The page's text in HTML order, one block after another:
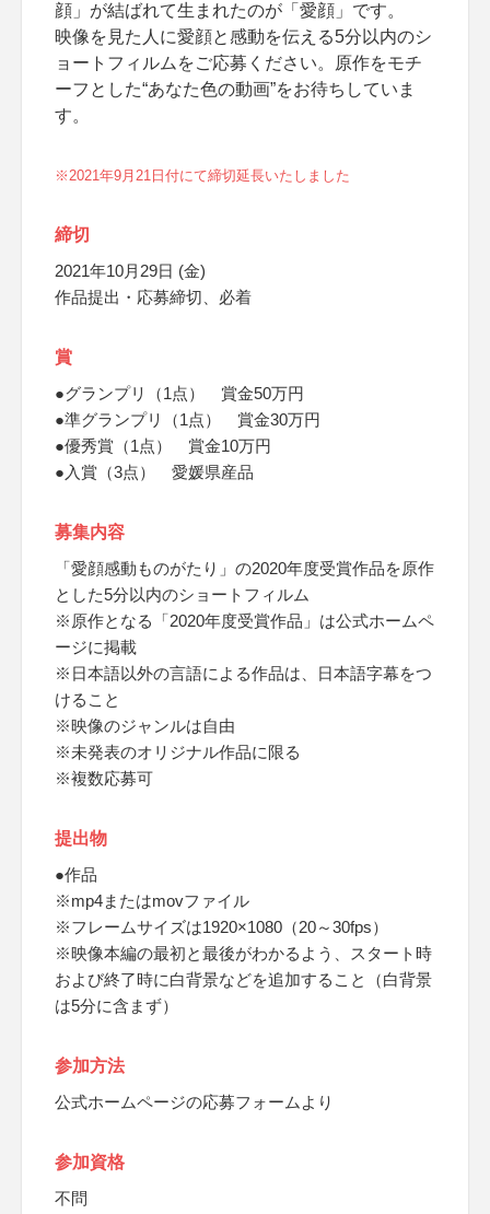
顔」が結ばれて生まれたのが「愛顔」です。
映像を見た人に愛顔と感動を伝える5分以内のシ
ョートフィルムをご応募ください。原作をモチ
ーフとした“あなた色の動画”をお待ちしていま
す。
※2021年9月21日付にて締切延長いたしました
締切
2021年10月29日 (金)
作品提出・応募締切、必着
賞
●グランプリ（1点） 賞金50万円
●準グランプリ（1点） 賞金30万円
●優秀賞（1点） 賞金10万円
●入賞（3点） 愛媛県産品
募集内容
「愛顔感動ものがたり」の2020年度受賞作品を原作
とした5分以内のショートフィルム
※原作となる「2020年度受賞作品」は公式ホームペ
ージに掲載
※日本語以外の言語による作品は、日本語字幕をつ
けること
※映像のジャンルは自由
※未発表のオリジナル作品に限る
※複数応募可
提出物
●作品
※mp4またはmovファイル
※フレームサイズは1920×1080（20～30fps）
※映像本編の最初と最後がわかるよう、スタート時
および終了時に白背景などを追加すること（白背景
は5分に含まず）
参加方法
公式ホームページの応募フォームより
参加資格
不問